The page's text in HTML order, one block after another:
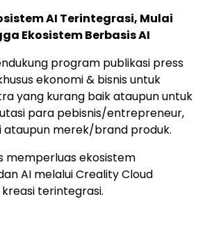
AI Terintegrasi, Mulai
Ekosistem Berbasis AI
program publikasi press
ekonomi & bisnis untuk
yang kurang baik ataupun untuk
para pebisnis/entrepreneur,
ataupun merek/brand produk.
memperluas ekosistem
AI melalui Creality Cloud
terintegrasi.